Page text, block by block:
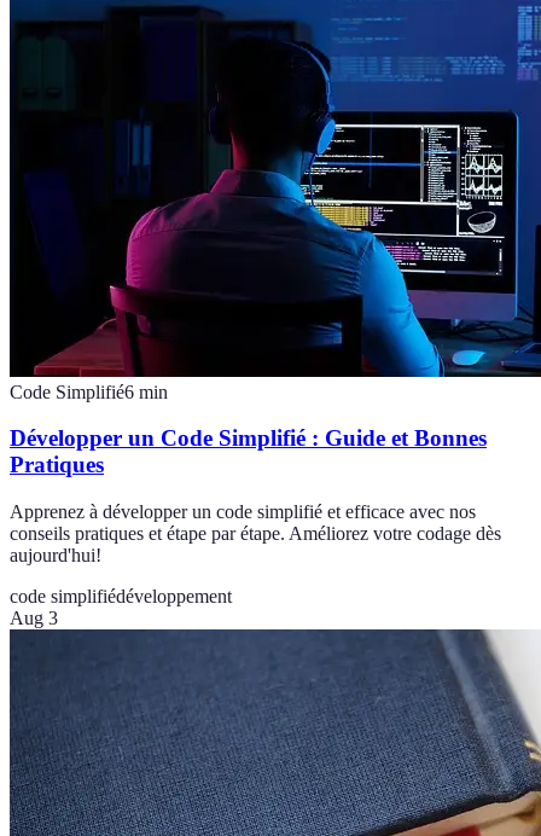
Code Simplifié6 min
Développer un Code Simplifié : Guide et Bonnes
Pratiques
Apprenez à développer un code simplifié et efficace avec nos
conseils pratiques et étape par étape. Améliorez votre codage dès
aujourd'hui!
code simplifiédéveloppement
Aug 3